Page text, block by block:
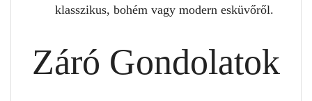
klasszikus, bohém vagy modern esküvőről.
Záró Gondolatok